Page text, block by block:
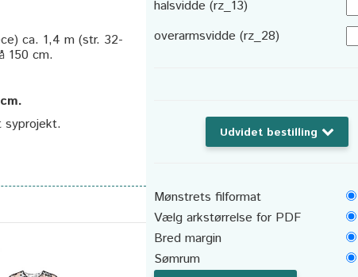
ca. 1,4 m (str. 32-
150 cm.
syprojekt.
halsvidde (rz_13)
overarmsvidde (rz_28)
Udvidet bestilling
Mønstrets filformat
Vælg arkstørrelse for PDF
Bred margin
Sømrum